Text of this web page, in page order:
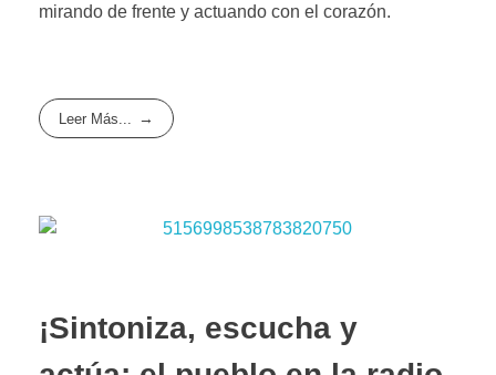
mirando de frente y actuando con el corazón.
Leer Más...
¡Sintoniza, escucha y